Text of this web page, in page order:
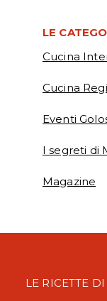
LE
Cucina
Cucina
Eventi
I segreti di
Magazine
LE RICETTE